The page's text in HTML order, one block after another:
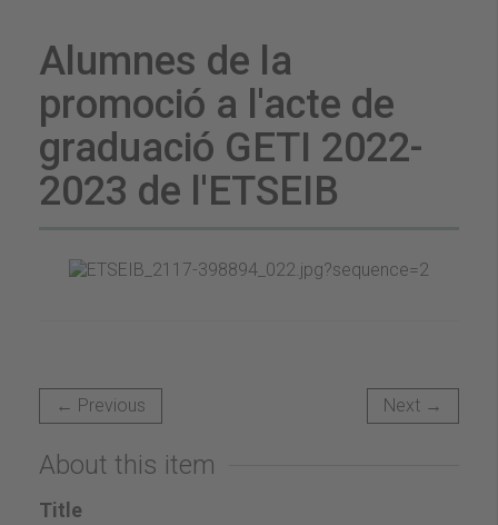
Alumnes de la
promoció a l'acte de
graduació GETI 2022-
2023 de l'ETSEIB
← Previous Next →
About this item
Title